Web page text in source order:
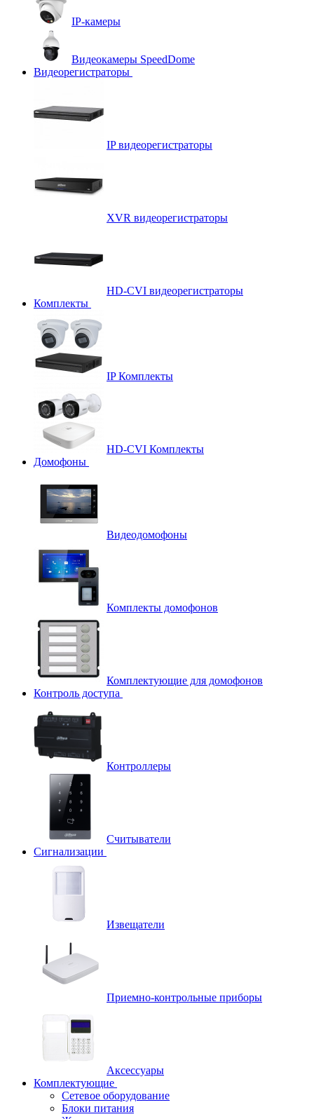
IP-камеры
Видеокамеры SpeedDome
Видеорегистраторы
IP видеорегистраторы
XVR видеорегистраторы
HD-CVI видеорегистраторы
Комплекты
IP Комплекты
HD-CVI Комплекты
Домофоны
Видеодомофоны
Комплекты домофонов
Комплектующие для домофонов
Контроль доступа
Контроллеры
Считыватели
Сигнализации
Извещатели
Приемно-контрольные приборы
Аксессуары
Комплектующие
Сетевое оборудование
Блоки питания